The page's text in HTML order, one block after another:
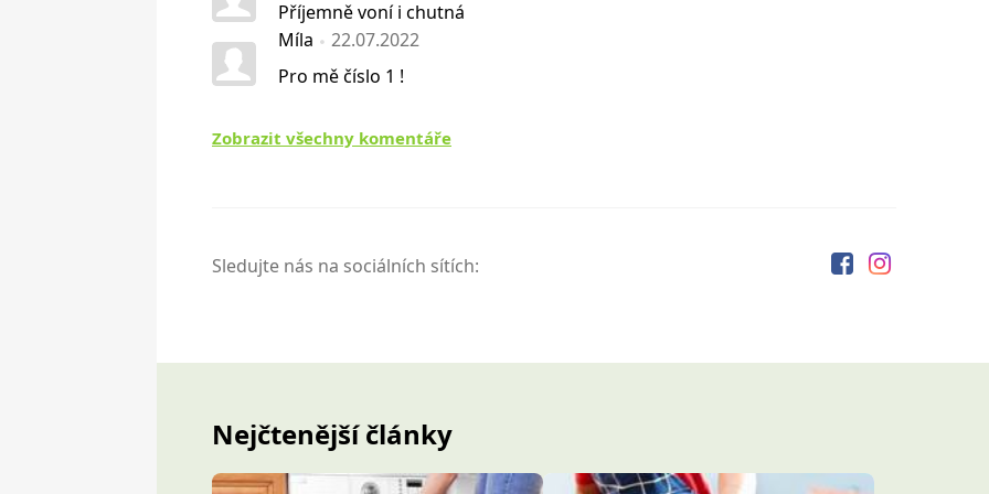
Příjemně voní i chutná
Míla
22.07.2022
Pro mě číslo 1 !
Zobrazit všechny komentáře
Sledujte nás na sociálních sítích:
Nejčtenější články